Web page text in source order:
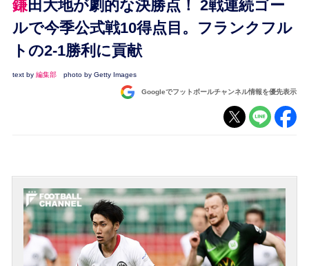
ブンデスリーガ
UEFA
ナショナルチーム
鎌田大地が劇的な決勝点！ 2戦連続ゴー
ルで今季公式戦10得点目。フランクフル
トの2-1勝利に貢献
text by 編集部 photo by Getty Images
Googleでフットボールチャンネル情報を優先表示